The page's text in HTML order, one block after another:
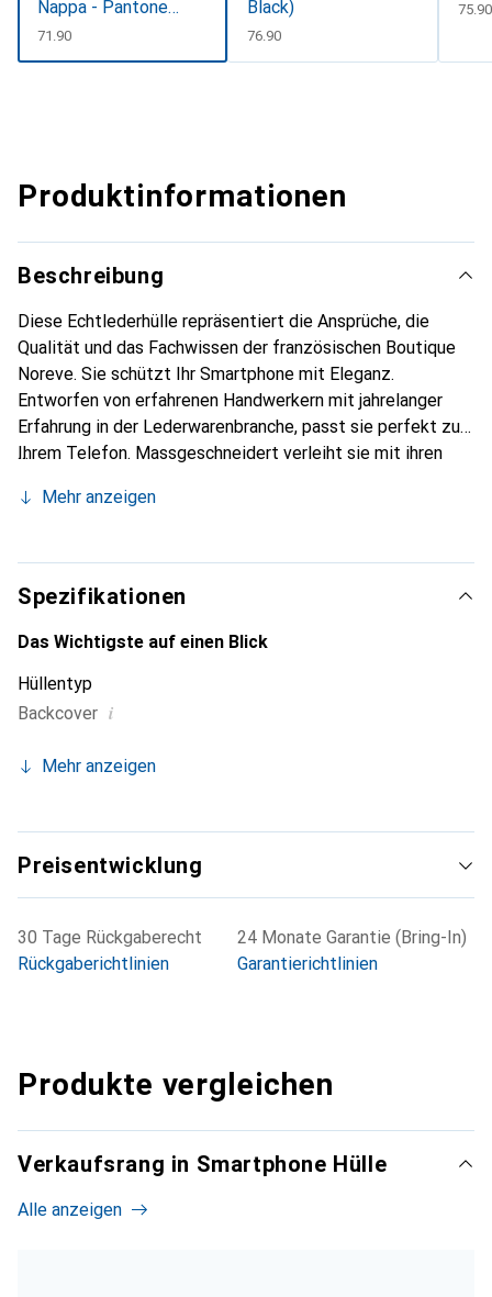
Nappa - Pantone
#ceb888 )
CHF
71.90
Black)
CHF
76.90
CHF
75.90
Produktinformationen
Beschreibung
Diese Echtlederhülle repräsentiert die Ansprüche, die
Qualität und das Fachwissen der französischen Boutique
Noreve. Sie schützt Ihr Smartphone mit Eleganz.
Entworfen von erfahrenen Handwerkern mit jahrelanger
Erfahrung in der Lederwarenbranche, passt sie perfekt zu
Ihrem Telefon. Massgeschneidert verleiht sie mit ihren
Sie wird zum schicken und unverzichtbaren Accessoire. Die
Produkte anerkannt und eine zuverlässige Wahl für eine
anspruchsvolle Klientel.
Mehr anzeigen
Spezifikationen
Das Wichtigste auf einen Blick
Hüllentyp
Backcover i
Mehr anzeigen
Preisentwicklung
30 Tage Rückgaberecht
Rückgaberichtlinien
24 Monate Garantie (Bring-In)
Garantierichtlinien
Produkte vergleichen
Verkaufsrang in Smartphone Hülle
Alle anzeigen